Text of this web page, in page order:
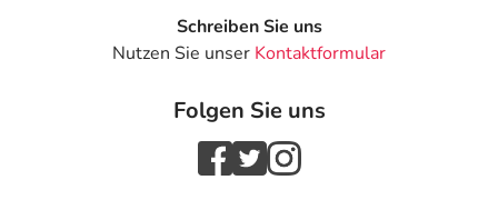
- Sinnestäuschung (Halluzination)
- Panikattacke
- Stimmungsschwankung
bzw. Merkfähigkeit (Amnesie)
- Abweichende Leberfunktionswerte
Schreiben Sie uns
Nutzen Sie unser Kontaktformular
Folgen Sie uns